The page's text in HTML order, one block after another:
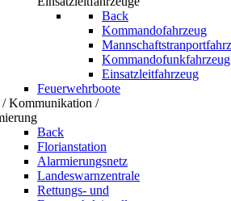
Back
Kommandofahrzeug
Kommandofunkfahrzeug
Einsatzleitfahrzeug
Feuerwehrboote
Kommunikation /
Back
Florianstation
Alarmierungsnetz
Landeswarnzentrale
Rettungs- und